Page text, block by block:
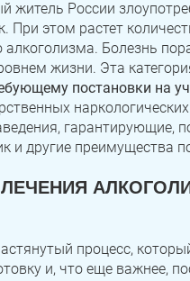
житель России
этом растет
Болезнь
жизни. Эта
постановки на
гарантирующие,
и другие
процесс,
и, что еще важнее,
Ивановск